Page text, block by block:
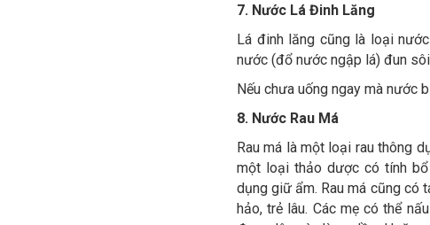
7. Nước Lá Đinh Lăng
Lá đinh lăng cũng là loại
nước (đổ nước ngập lá) đun
Nếu chưa uống ngay mà nước
8. Nước Rau Má
Rau má là một loại rau thông
một loại thảo dược có tính bổ
dụng giữ ẩm. Rau má cũng có
hảo, trẻ lâu. Các mẹ có thể